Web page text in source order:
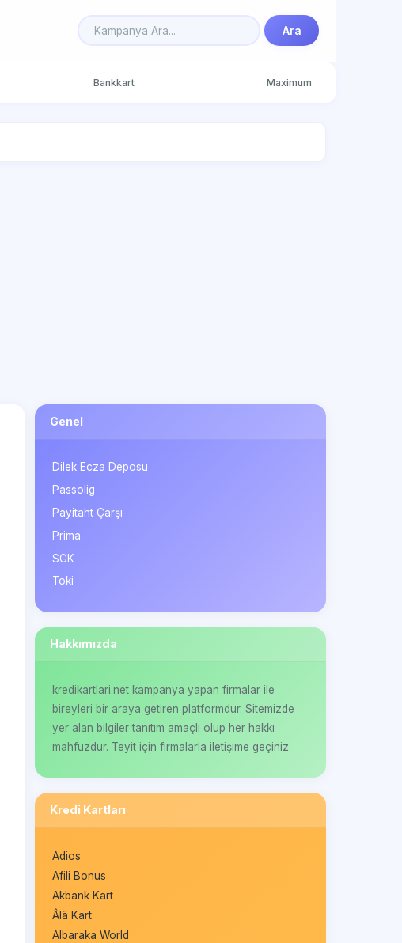
Ara
Bankkart Maximum
Genel
Dilek Ecza Deposu
Passolig
Payitaht Çarşı
Prima
SGK
Toki
Hakkımızda
kredikartlari.net kampanya yapan firmalar ile
bireyleri bir araya getiren platformdur. Sitemizde
yer alan bilgiler tanıtım amaçlı olup her hakkı
mahfuzdur. Teyit için firmalarla iletişime geçiniz.
Kredi Kartları
Adios
Afili Bonus
Akbank Kart
Âlâ Kart
Albaraka World